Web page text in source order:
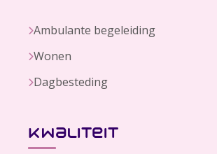
Ambulante begeleiding
Wonen
Dagbesteding
kwaliteit